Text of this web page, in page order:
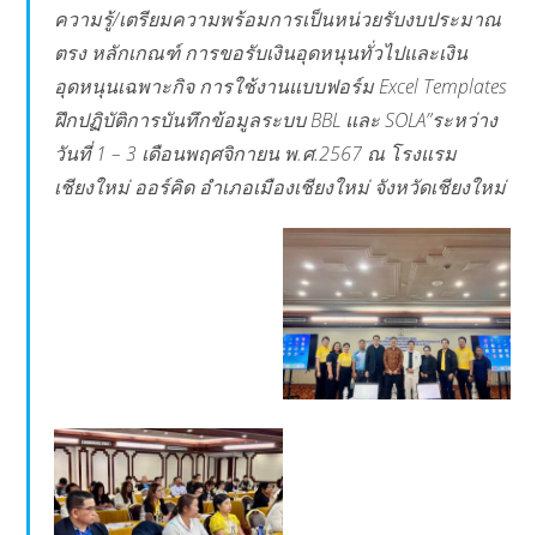
ความรู้/เตรียมความพร้อมการเป็นหน่วยรับงบประมาณ
ตรง หลักเกณฑ์ การขอรับเงินอุดหนุนทั่วไปและเงิน
อุดหนุนเฉพาะกิจ การใช้งานแบบฟอร์ม Excel Templates
ฝึกปฏิบัติการบันทึกข้อมูลระบบ BBL และ SOLA”ระหว่าง
วันที่ 1 – 3 เดือนพฤศจิกายน พ.ศ.2567 ณ โรงแรม
เชียงใหม่ ออร์คิด อำเภอเมืองเชียงใหม่ จังหวัดเชียงใหม่